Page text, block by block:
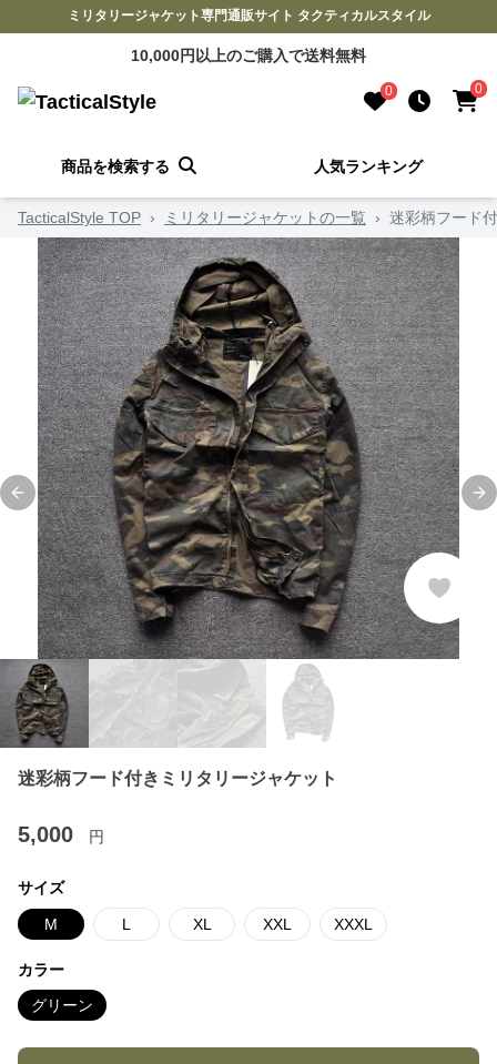
ミリタリージャケット専門通販サイト タクティカルスタイル
10,000円以上のご購入で送料無料
0 0
商品を検索する 人気ランキング
TacticalStyle TOP › ミリタリージャケットの一覧 › 迷彩柄フード
Previous slide
迷彩柄フード付きミリタリージャケット
5,000 円
サイズ
M L XL XXL XXXL
カラー
グリーン